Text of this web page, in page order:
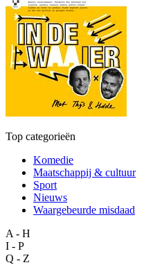
Top categorieën
Komedie
Maatschappij & cultuur
Sport
Nieuws
Waargebeurde misdaad
A - H
I - P
Q - Z